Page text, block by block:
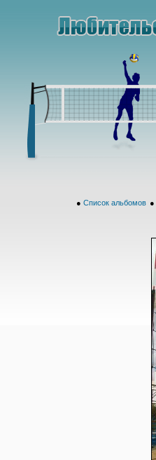
● Список альбомов ●